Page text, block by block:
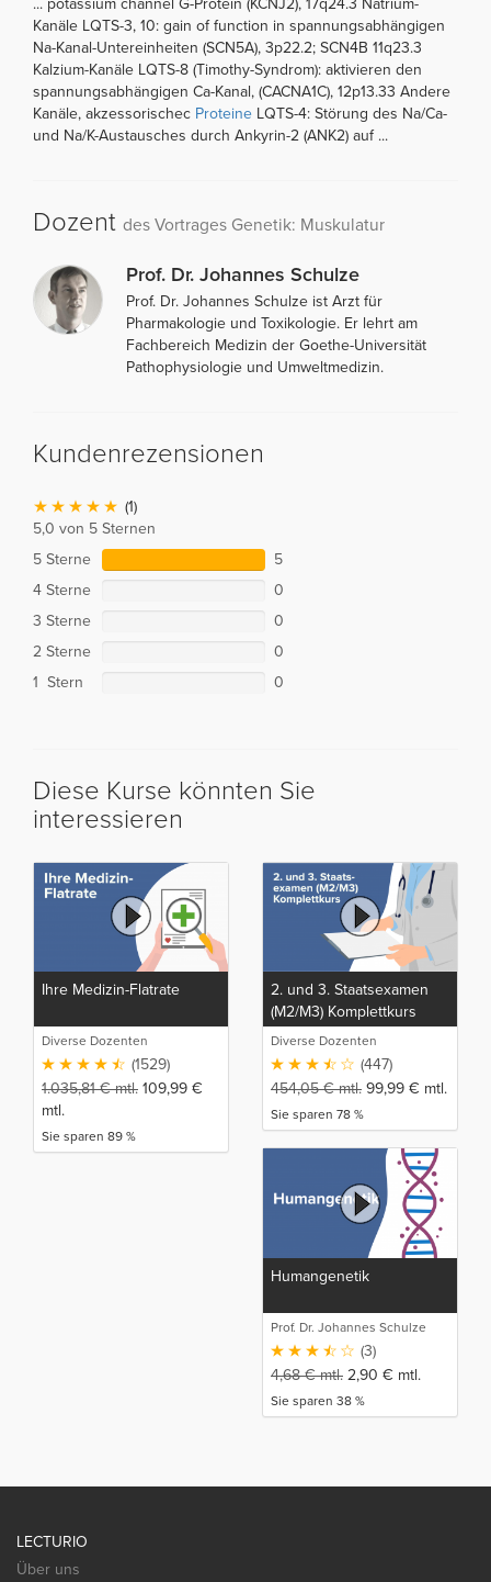
Kanäle LQTS-3, 10: gain of function in spannungsabhängigen
Na-Kanal-Untereinheiten (SCN5A), 3p22.2; SCN4B 11q23.3
Kalzium-Kanäle LQTS-8 (Timothy-Syndrom): aktivieren den
spannungsabhängigen Ca-Kanal, (CACNA1C), 12p13.33 Andere
Kanäle, akzessorischec Proteine LQTS-4: Störung des Na/Ca-
und Na/K-Austausches durch Ankyrin-2 (ANK2) auf ...
Dozent des Vortrages Genetik: Muskulatur
Prof. Dr. Johannes Schulze
Prof. Dr. Johannes Schulze ist Arzt für
Pharmakologie und Toxikologie. Er lehrt am
Fachbereich Medizin der Goethe-Universität
Pathophysiologie und Umweltmedizin.
Kundenrezensionen
(1)
5,0 von 5 Sternen
5 Sterne
5
4 Sterne
0
3 Sterne
0
2 Sterne
0
1 Stern
0
Diese Kurse könnten Sie
interessieren
Ihre Medizin-Flatrate
Diverse Dozenten
(1529)
1.035,81€mtl. 109,99 €
mtl.
Sie sparen 89 %
2. und 3. Staatsexamen
(M2/M3) Komplettkurs
Diverse Dozenten
(447)
454,05€mtl. 99,99 € mtl.
Sie sparen 78 %
Humangenetik
Prof. Dr. Johannes Schulze
(3)
4,68€mtl. 2,90 € mtl.
Sie sparen 38 %
LECTURIO
Über uns